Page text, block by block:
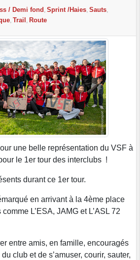
/ Demi fond Sprint /Haies Sauts
Trail Route
une belle représentation du VSF à
le 1er tour des interclubs !
durant ce 1er tour.
en arrivant à la 4ème place
L’ESA, JAMG et L’ASL 72
entre amis, en famille, encouragés
club et de s’amuser, courir, sauter,